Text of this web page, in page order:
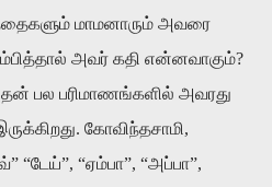
மாமனாரும் அவரை
அவர் கதி என்னவாகும்?
பல பரிமாணங்களில் அவரது
கோவிந்தசாமி,
“டேய்”, “ஏம்பா”, “அப்பா”,